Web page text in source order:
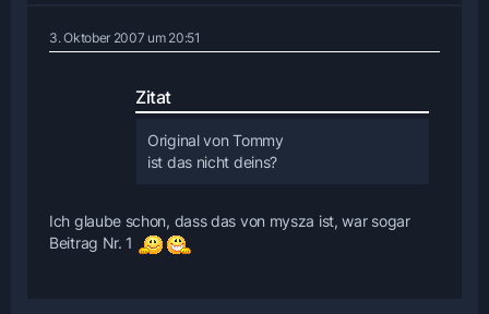
3. Oktober 2007 um 20:51
Zitat
Original von Tommy
ist das nicht deins?
Ich glaube schon, dass das von mysza ist, war sogar
Beitrag Nr. 1